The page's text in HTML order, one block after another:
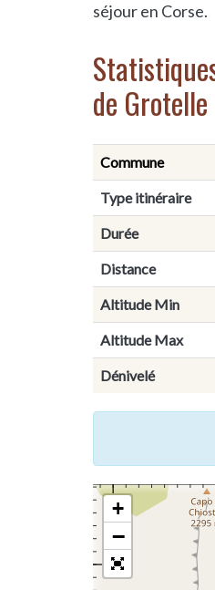
séjour en Corse.
de Grotelle
Commune
Type itinéraire
Durée
Distance
Altitude Min
Altitude Max
Dénivelé
+
−